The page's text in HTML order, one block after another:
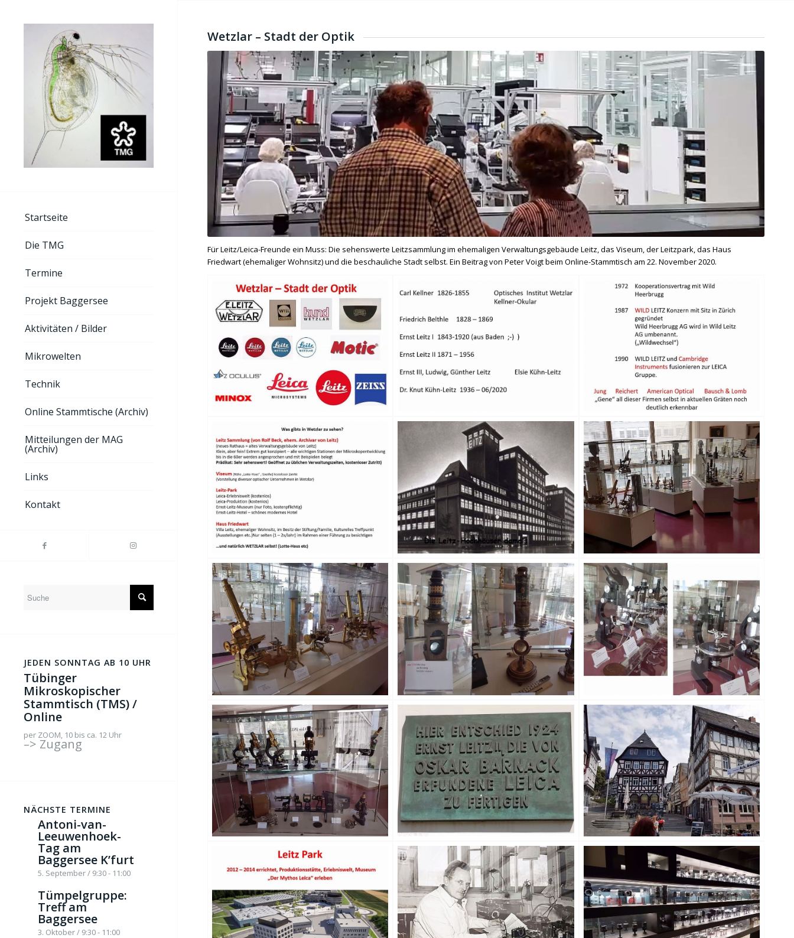
Startseite
Die TMG
Termine
Projekt Baggersee
Aktivitäten / Bilder
Mikrowelten
Technik
Online Stammtische (Archiv)
Mitteilungen der MAG
(Archiv)
Links
Kontakt
JEDEN SONNTAG AB 10 UHR
Tübinger
Mikroskopischer
Stammtisch (TMS) /
Online
per ZOOM, 10 bis ca. 12 Uhr
–> Zugang
NÄCHSTE TERMINE
Antoni-van-
Leeuwenhoek-
Tag am
Baggersee K’furt
5. September / 9:30- 11:00
Tümpelgruppe:
Treff am
Baggersee
3. Oktober / 9:30- 11:00
Wetzlar – Stadt der Optik
Für Leitz/Leica-Freunde ein Muss: Die sehenswerte Leitzsammlung im ehemaligen Verwaltungsgebäude Leitz, das Viseum, der Leitzpark, das Haus
Friedwart (ehemaliger Wohnsitz) und die beschauliche Stadt selbst. Ein Beitrag von Peter Voigt beim Online-Stammtisch am 22. November 2020.